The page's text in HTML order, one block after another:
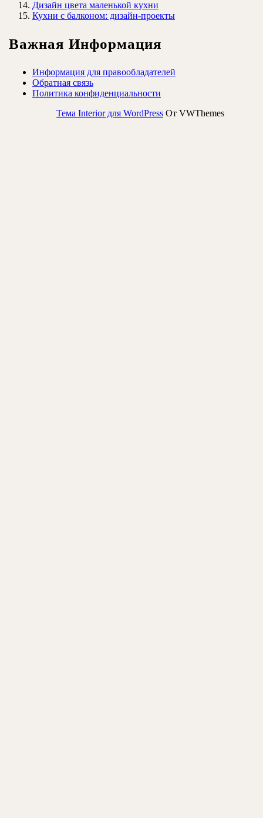
Дизайн цвета маленькой кухни
Кухни с балконом: дизайн-проекты
Важная Информация
Информация для правообладателей
Обратная связь
Политика конфиденциальности
Тема Interior для WordPress От VWThemes